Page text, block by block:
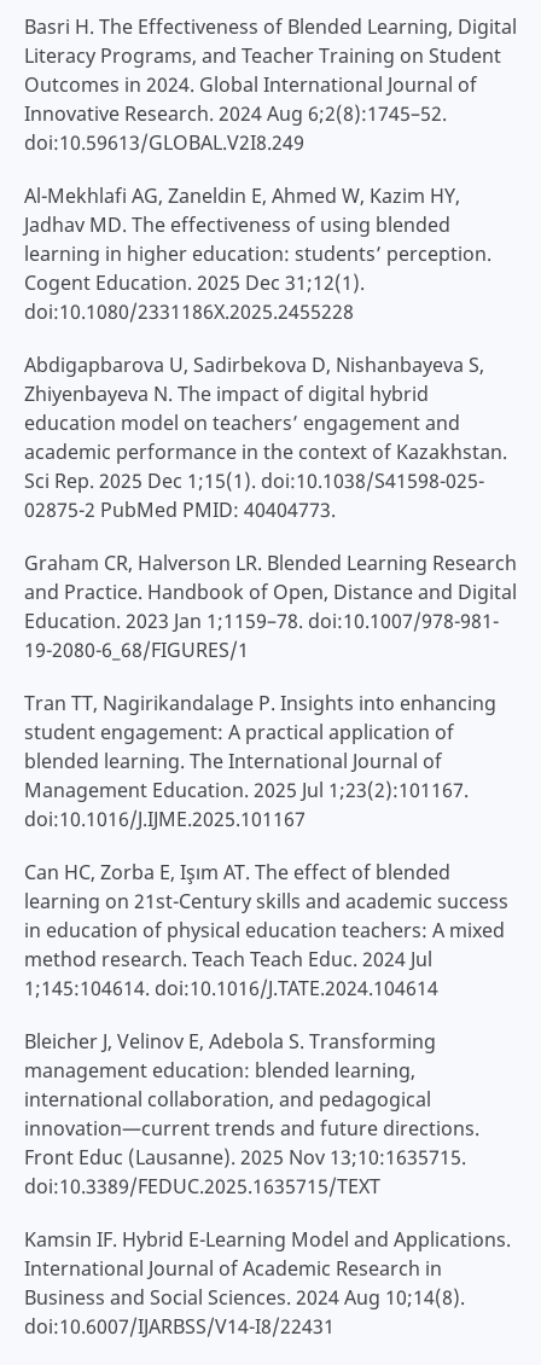
Basri H. The Effectiveness of Blended Learning, Digital
Literacy Programs, and Teacher Training on Student
Outcomes in 2024. Global International Journal of
Innovative Research. 2024 Aug 6;2(8):1745–52.
doi:10.59613/GLOBAL.V2I8.249
Al-Mekhlafi AG, Zaneldin E, Ahmed W, Kazim HY,
Jadhav MD. The effectiveness of using blended
learning in higher education: students’ perception.
Cogent Education. 2025 Dec 31;12(1).
doi:10.1080/2331186X.2025.2455228
Abdigapbarova U, Sadirbekova D, Nishanbayeva S,
Zhiyenbayeva N. The impact of digital hybrid
education model on teachers’ engagement and
academic performance in the context of Kazakhstan.
Sci Rep. 2025 Dec 1;15(1). doi:10.1038/S41598-025-
02875-2 PubMed PMID: 40404773.
Graham CR, Halverson LR. Blended Learning Research
and Practice. Handbook of Open, Distance and Digital
Education. 2023 Jan 1;1159–78. doi:10.1007/978-981-
19-2080-6_68/FIGURES/1
Tran TT, Nagirikandalage P. Insights into enhancing
student engagement: A practical application of
blended learning. The International Journal of
Management Education. 2025 Jul 1;23(2):101167.
doi:10.1016/J.IJME.2025.101167
Can HC, Zorba E, Işım AT. The effect of blended
learning on 21st-Century skills and academic success
in education of physical education teachers: A mixed
method research. Teach Teach Educ. 2024 Jul
1;145:104614. doi:10.1016/J.TATE.2024.104614
Bleicher J, Velinov E, Adebola S. Transforming
management education: blended learning,
international collaboration, and pedagogical
innovation—current trends and future directions.
Front Educ (Lausanne). 2025 Nov 13;10:1635715.
doi:10.3389/FEDUC.2025.1635715/TEXT
Kamsin IF. Hybrid E-Learning Model and Applications.
International Journal of Academic Research in
Business and Social Sciences. 2024 Aug 10;14(8).
doi:10.6007/IJARBSS/V14-I8/22431